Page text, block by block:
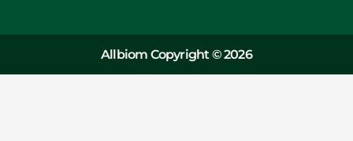
Allbiom Copyright © 2026